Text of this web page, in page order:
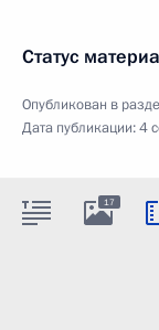
Статус
Опубликован в
Дата публикации:4
17